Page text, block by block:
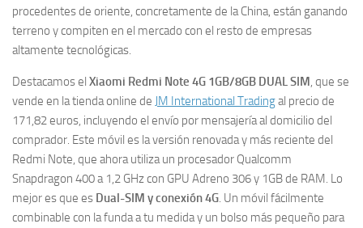
procedentes de oriente, concretamente de la China, están ganando
terreno y compiten en el mercado con el resto de empresas
altamente tecnológicas.
Destacamos el Xiaomi Redmi Note 4G 1GB/8GB DUAL SIM, que se
vende en la tienda online de JM International Tradingal precio de
171,82 euros, incluyendo el envío por mensajería al domicilio del
comprador. Este móvil es la versión renovada y más reciente del
Redmi Note, que ahora utiliza un procesador Qualcomm
Snapdragon 400 a 1,2 GHz con GPU Adreno 306 y 1GB de RAM. Lo
mejor es que es Dual-SIM y conexión 4G. Un móvil fácilmente
combinable con la funda a tu medida y un bolso más pequeño para